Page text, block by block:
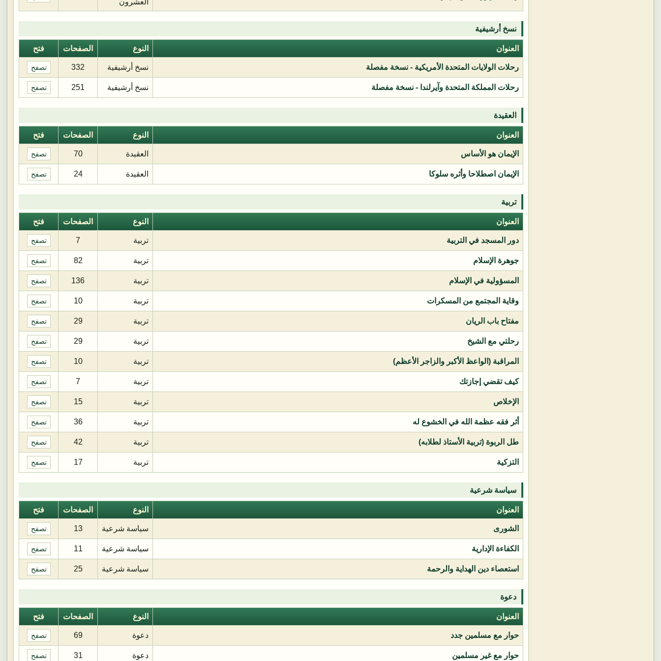
نسخ أرشيفية
العنوان النوع الصفحات فتح
رحلات الولايات المتحدة الأمريكية - نسخة مفصلة نسخ أرشيفية 332 تصفح
رحلات المملكة المتحدة وآيرلندا - نسخة مفصلة نسخ أرشيفية 251 تصفح
العقيدة
العنوان النوع الصفحات فتح
الإيمان هو الأساس العقيدة 70 تصفح
الإيمان اصطلاحا وأثره سلوكا العقيدة 24 تصفح
تربية
العنوان النوع الصفحات فتح
دور المسجد في التربية تربية 7 تصفح
جوهرة الإسلام تربية 82 تصفح
المسؤولية في الإسلام تربية 136 تصفح
وقاية المجتمع من المسكرات تربية 10 تصفح
مفتاح باب الريان تربية 29 تصفح
رحلتي مع الشيخ تربية 29 تصفح
المراقبة (الواعظ الأكبر والزاجر الأعظم) تربية 10 تصفح
كيف تقضي إجازتك تربية 7 تصفح
الإخلاص تربية 15 تصفح
أثر فقه عظمة الله في الخشوع له تربية 36 تصفح
طل الربوة (تربية الأستاذ لطلابه) تربية 42 تصفح
التزكية تربية 17 تصفح
سياسة شرعية
العنوان النوع الصفحات فتح
الشورى سياسة شرعية 13 تصفح
الكفاءة الإدارية سياسة شرعية 11 تصفح
استعصاء دين الهداية والرحمة سياسة شرعية 25 تصفح
دعوة
العنوان النوع الصفحات فتح
حوار مع مسلمين جدد دعوة 69 تصفح
حوار مع غير مسلمين دعوة 31 تصفح